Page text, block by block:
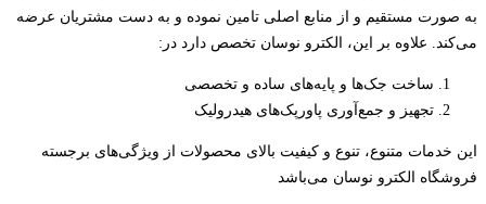
به صورت مستقیم و از منابع اصلی تامین نموده و به دست مشتریان عرضه
می‌کند. علاوه بر این، الکترو نوسان تخصص دارد در:
ساخت جک‌ها و پایه‌های ساده و تخصصی
تجهیز و جمع‌آوری پاورپک‌های هیدرولیک
این خدمات متنوع، تنوع و کیفیت بالای محصولات از ویژگی‌های برجسته
فروشگاه الکترو نوسان می‌باشد